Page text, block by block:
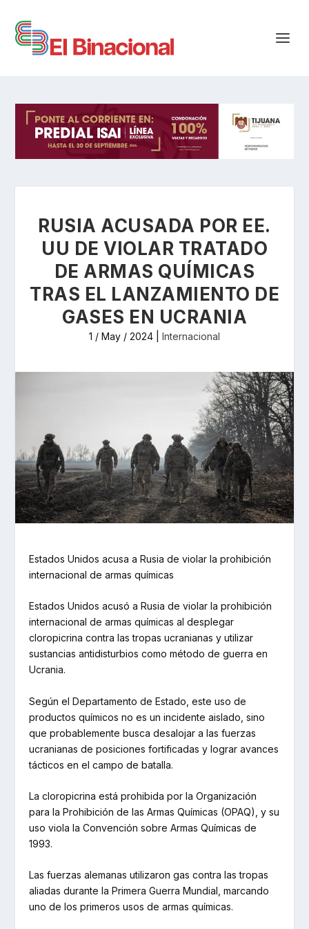
RUSIA ACUSADA POR EE.
UU DE VIOLAR TRATADO
DE ARMAS QUÍMICAS
TRAS EL LANZAMIENTO DE
GASES EN UCRANIA
1 / May / 2024 Internacional
Estados Unidos acusa a Rusia de violar la prohibición
internacional de armas químicas
Estados Unidos acusó a Rusia de violar la prohibición
internacional de armas químicas al desplegar
cloropicrina contra las tropas ucranianas y utilizar
sustancias antidisturbios como método de guerra en
Ucrania.
Según el Departamento de Estado, este uso de
productos químicos no es un incidente aislado, sino
que probablemente busca desalojar a las fuerzas
ucranianas de posiciones fortificadas y lograr avances
tácticos en el campo de batalla.
La cloropicrina está prohibida por la Organización
para la Prohibición de las Armas Químicas (OPAQ), y su
uso viola la Convención sobre Armas Químicas de
1993.
Las fuerzas alemanas utilizaron gas contra las tropas
aliadas durante la Primera Guerra Mundial, marcando
uno de los primeros usos de armas químicas.